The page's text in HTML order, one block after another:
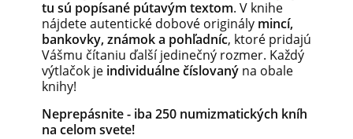
tu sú popísané pútavým textom. V knihe
nájdete autentické dobové originály mincí,
bankovky, známok a pohľadníc, ktoré pridajú
Vášmu čítaniu ďalší jedinečný rozmer. Každý
výtlačok je individuálne číslovaný na obale
knihy!
Neprepásnite - iba 250 numizmatických kníh
na celom svete!